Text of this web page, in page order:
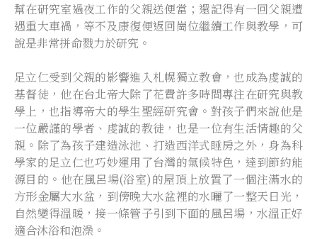
幫在研究室過夜工作的父親送便當；還記得有一回父親遭
遇重大車禍，等不及康復便返回崗位繼續工作與教學，可
說是非常拼命戮力於研究。
足立仁受到父親的影響進入札幌獨立教會，也成為虔誠的
基督徒，他在台北帝大除了花費許多時間專注在研究與教
學上，也指導帝大的學生聖經研究會。對孩子們來說他是
一位嚴謹的學者、虔誠的教徒，也是一位有生活情趣的父
親。除了為孩子建造泳池、打造西洋式睡房之外，身為科
學家的足立仁也巧妙運用了台灣的氣候特色，達到節約能
源目的。他在風呂場(浴室)的屋頂上放置了一個注滿水的
方形金屬大水盆，到傍晚大水盆裡的水曬了一整天日光，
自然變得溫暖，接一條管子引到下面的風呂場，水溫正好
適合沐浴和泡澡。